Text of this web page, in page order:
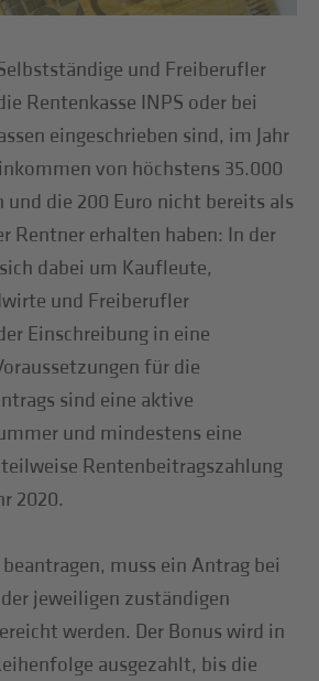
und Freiberufler
Rentenkasse INPS oder bei
eingeschrieben sind, im Jahr
von höchstens 35.000
und die 200 Euro nicht bereits als
Rentner erhalten haben: In der
dabei um Kaufleute,
und Freiberufler
Einschreibung in eine
für die
sind eine aktive
und mindestens eine
Rentenbeitragszahlung
2020.
muss ein Antrag bei
jeweiligen zuständigen
werden. Der Bonus wird in
ausgezahlt, bis die